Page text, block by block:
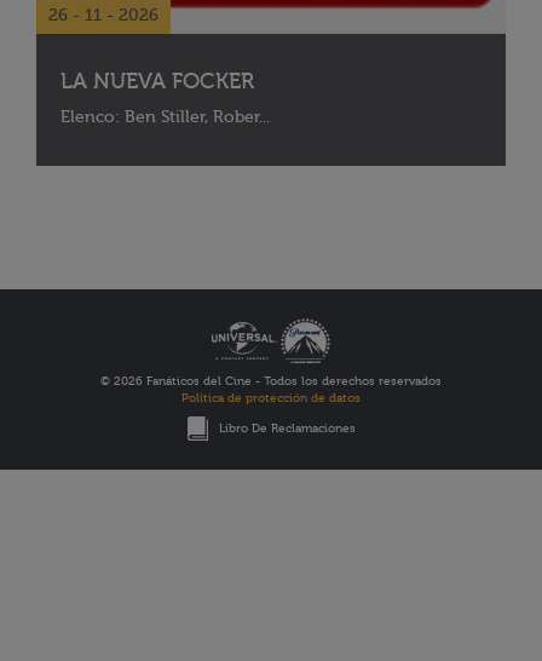
26 - 11 - 2026
LA NUEVA FOCKER
Elenco: Ben Stiller, Rober...
© 2026 Fanáticos del Cine - Todos los derechos reservados
Política de protección de datos
Libro De Reclamaciones